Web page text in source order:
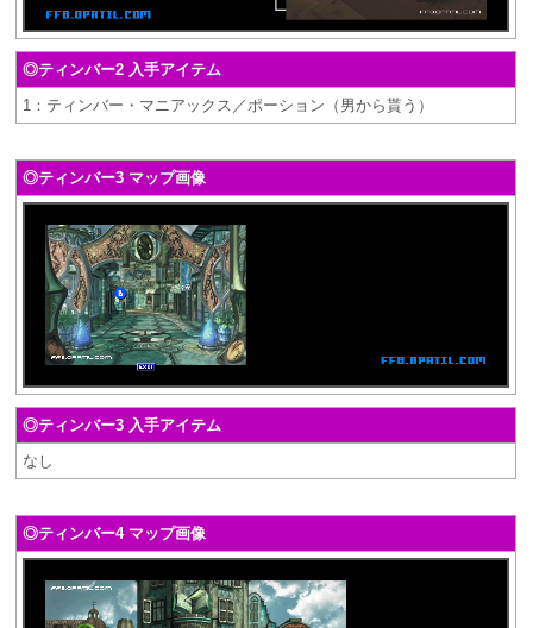
◎ティンバー2 入手アイテム
1：ティンバー・マニアックス／ポーション（男から貰う）
◎ティンバー3 マップ画像
◎ティンバー3 入手アイテム
なし
◎ティンバー4 マップ画像